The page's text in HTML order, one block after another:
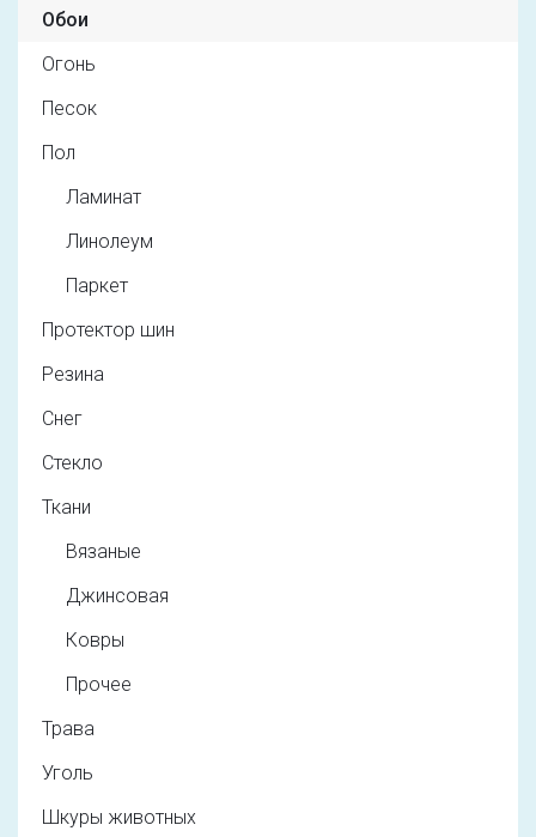
Обои
Огонь
Песок
Пол
Ламинат
Линолеум
Паркет
Протектор шин
Резина
Снег
Стекло
Ткани
Вязаные
Джинсовая
Ковры
Прочее
Трава
Уголь
Шкуры животных